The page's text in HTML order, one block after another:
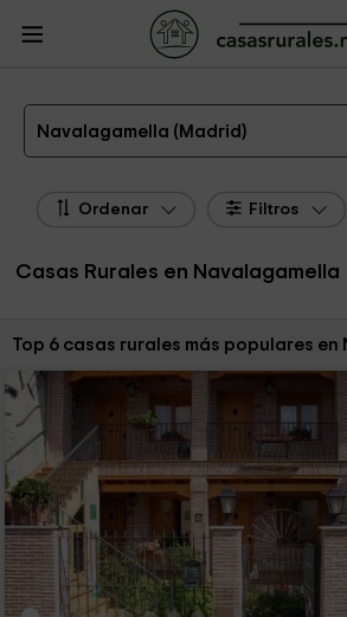
Casas Rurales
Navalagamella
Las 6 mejores casas rurales en Navalagamella de
Navalagamella (Madrid)
Ordenar Filtros
Casas Rurales en Navalagamella
Ordenar por:
Top 6 casas rurales más populares en